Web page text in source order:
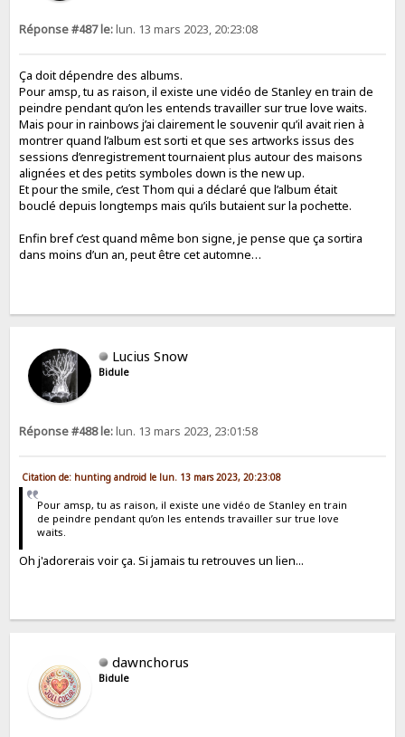
Réponse #487 le:lun. 13 mars 2023, 20:23:08
Ça doit dépendre des albums.
Pour amsp, tu as raison, il existe une vidéo de Stanley en train de
peindre pendant qu’on les entends travailler sur true love waits.
Mais pour in rainbows j’ai clairement le souvenir qu’il avait rien à
montrer quand l’album est sorti et que ses artworks issus des
sessions d’enregistrement tournaient plus autour des maisons
alignées et des petits symboles down is the new up.
Et pour the smile, c’est Thom qui a déclaré que l’album était
bouclé depuis longtemps mais qu’ils butaient sur la pochette.
Enfin bref c’est quand même bon signe, je pense que ça sortira
dans moins d’un an, peut être cet automne…
Lucius Snow
Bidule
Réponse #488 le:lun. 13 mars 2023, 23:01:58
Citation de: hunting android le lun. 13 mars 2023, 20:23:08
Pour amsp, tu as raison, il existe une vidéo de Stanley en train
de peindre pendant qu’on les entends travailler sur true love
waits.
Oh j'adorerais voir ça. Si jamais tu retrouves un lien...
dawnchorus
Bidule